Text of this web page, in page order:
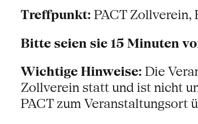
Treffpunkt: PACT Zollverein,
Bitte seien sie 15 Minuten
Wichtige Hinweise: Die
Zollverein statt und ist nicht
PACT zum Veranstaltungsort